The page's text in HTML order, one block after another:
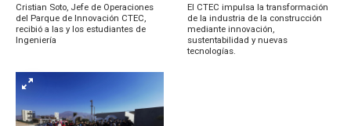
Cristian Soto, Jefe de Operaciones
del Parque de Innovación CTEC,
recibió a las y los estudiantes de
Ingeniería
El CTEC impulsa la transformación
de la industria de la construcción
mediante innovación,
sustentabilidad y nuevas
tecnologías.